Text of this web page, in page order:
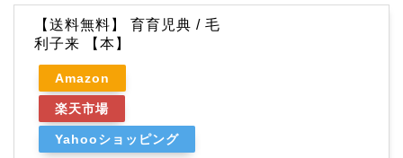
【送料無料】 育育児典 / 毛
利子来 【本】
Amazon
楽天市場
Yahooショッピング